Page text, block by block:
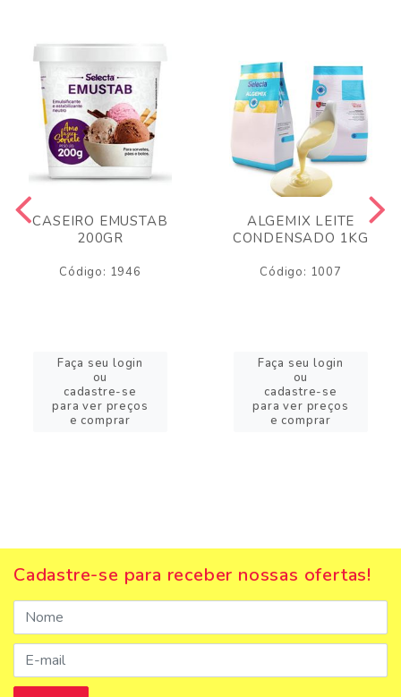
CASEIRO EMUSTAB
200GR
Código: 1946
Faça seu login
ou
cadastre-se
para ver preços
e comprar
ALGEMIX LEITE
CONDENSADO 1KG
Código: 1007
Faça seu login
ou
cadastre-se
para ver preços
e comprar
Cadastre-se para receber nossas ofertas!